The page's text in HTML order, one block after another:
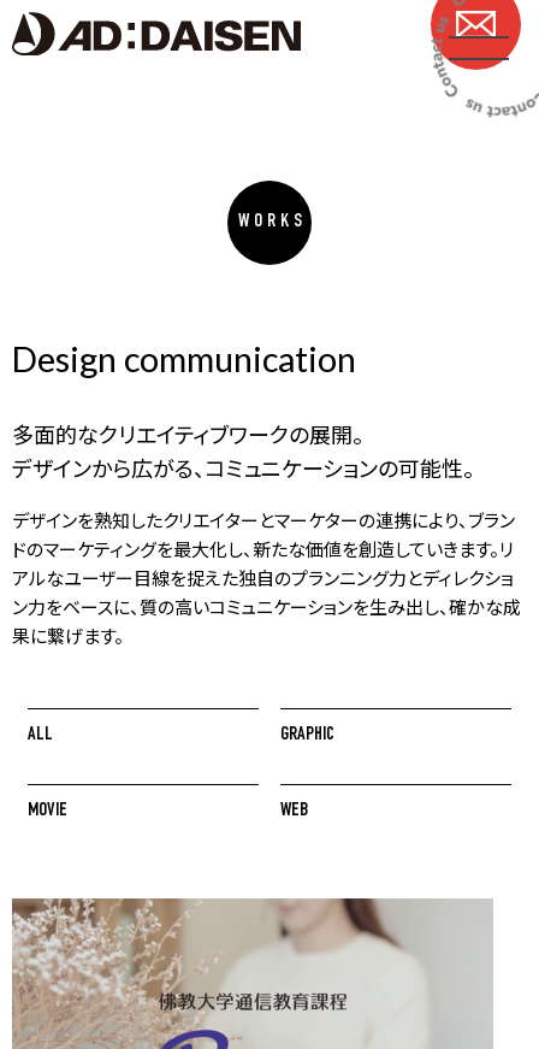
WORKS
Design communication
多面的なクリエイティブワークの展開。
デザインから広がる、コミュニケーションの可能性。
デザインを熟知したクリエイターとマーケターの連携により、ブラン
ドのマーケティングを最大化し、新たな価値を創造していきます。リ
アルなユーザー目線を捉えた独自のプランニング力とディレクショ
ン力をベースに、質の高いコミュニケーションを生み出し、確かな成
果に繋げます。
ALL GRAPHIC
MOVIE WEB